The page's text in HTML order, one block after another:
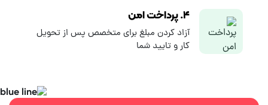
۴. پرداخت امن
آزاد کردن مبلغ برای متخصص پس از تحویل
کار و تایید شما